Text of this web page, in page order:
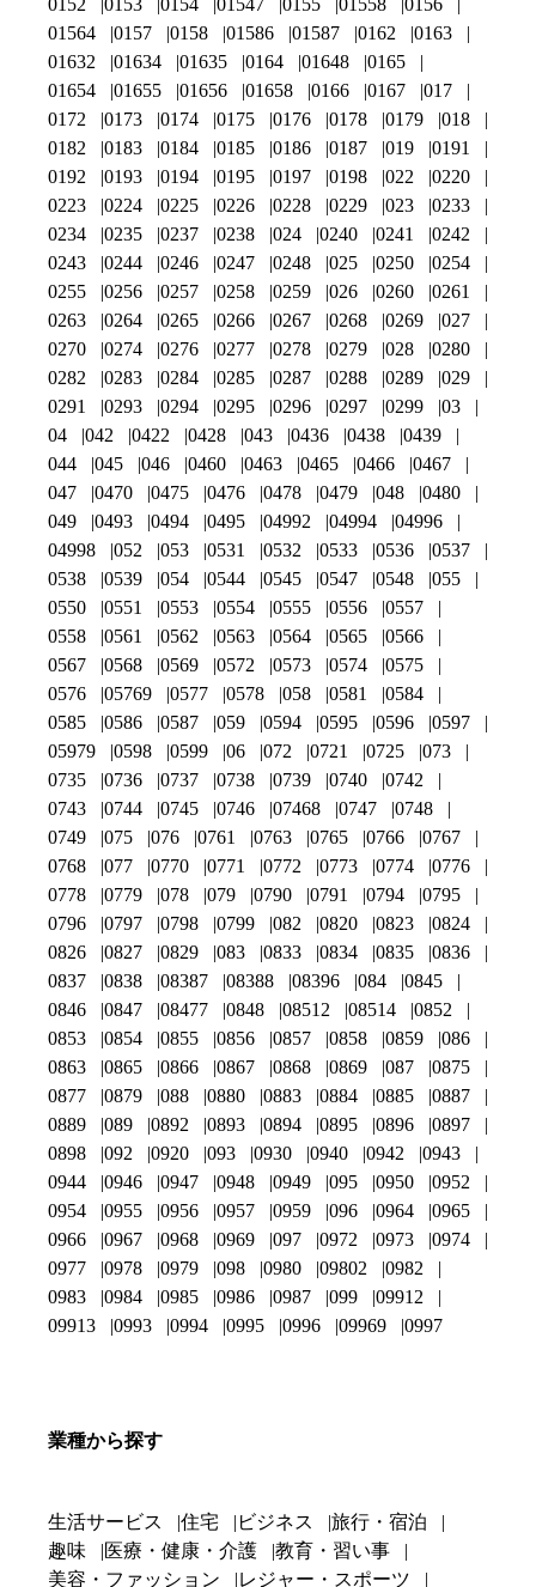
0152 0153 0154 01547 0155 01558
0156
01564
0157 0158 01586 01587 0162
0163
01632
01634 01635 0164 01648
0165
01654
01655 01656 01658 0166 0167
017
0172
0173 0174 0175 0176 0178 0179
018
0182
0183 0184 0185 0186 0187 019
0191
0192
0193 0194 0195 0197 0198 022
0220
0223
0224 0225 0226 0228 0229 023
0233
0234
0235 0237 0238 024 0240 0241
0242
0243
0244 0246 0247 0248 025 0250
0254
0255
0256 0257 0258 0259 026 0260
0261
0263
0264 0265 0266 0267 0268 0269
027
0270
0274 0276 0277 0278 0279 028
0280
0282
0283 0284 0285 0287 0288 0289
029
0291
0293 0294 0295 0296 0297 0299
03
04
042 0422 0428 043 0436 0438
0439
044
045 046 0460 0463 0465 0466
0467
047
0470 0475 0476 0478 0479 048
0480
049
0493 0494 0495 04992 04994
04996
04998
052 053 0531 0532 0533 0536
0537
0538
0539 054 0544 0545 0547 0548
055
0550
0551 0553 0554 0555 0556
0557
0558
0561 0562 0563 0564 0565
0566
0567
0568 0569 0572 0573 0574
0575
0576
05769 0577 0578 058 0581
0584
0585
0586 0587 059 0594 0595 0596
0597
05979
0598 0599 06 072 0721 0725
073
0735
0736 0737 0738 0739 0740
0742
0743
0744 0745 0746 07468 0747
0748
0749
075 076 0761 0763 0765 0766
0767
0768
077 0770 0771 0772 0773 0774
0776
0778
0779 078 079 0790 0791 0794
0795
0796
0797 0798 0799 082 0820 0823
0824
0826
0827 0829 083 0833 0834 0835
0836
0837
0838 08387 08388 08396 084
0845
0846
0847 08477 0848 08512 08514
0852
0853
0854 0855 0856 0857 0858 0859
086
0863
0865 0866 0867 0868 0869 087
0875
0877
0879 088 0880 0883 0884 0885
0887
0889
089 0892 0893 0894 0895 0896
0897
0898
092 0920 093 0930 0940 0942
0943
0944
0946 0947 0948 0949 095 0950
0952
0954
0955 0956 0957 0959 096 0964
0965
0966
0967 0968 0969 097 0972 0973
0974
0977
0978 0979 098 0980 09802
0982
0983
0984 0985 0986 0987 099
09912
09913
0993 0994 0995 0996 09969 0997
業種から探す
生活サービス 住宅 ビジネス
旅行・宿泊
趣味
医療・健康・介護
教育・習い事
美容・ファッション
レジャー・スポーツ